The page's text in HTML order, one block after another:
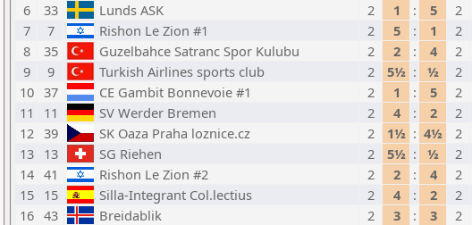
6
33 Lunds ASK 2 1 : 5 2
7
7 Rishon Le Zion #1 2 5 : 1 2
8
35 Guzelbahce Satranc Spor Kulubu 2 2 : 4 2
9
9 Turkish Airlines sports club 2 5½ : ½ 2
10 37 CE Gambit Bonnevoie #1 2 1 : 5 2
11
11 SV Werder Bremen 2 4 : 2 2
12 39 SK Oaza Praha loznice.cz 2 1½ : 4½ 2
13
13 SG Riehen 2 5½ : ½ 2
14 41 Rishon Le Zion #2 2 2 : 4 2
15
15 Silla-Integrant Col.lectius 2 4 : 2 2
16 43 Breidablik 2 3 : 3 2